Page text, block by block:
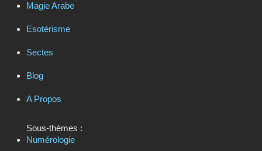
Magie Arabe
Esotérisme
Sectes
Blog
A Propos
Sous-thèmes :
Numérologie